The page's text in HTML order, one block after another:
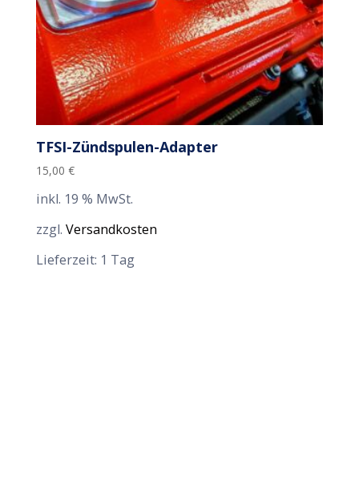
TFSI-Zündspulen-Adapter
15,00 €
inkl. 19 % MwSt.
zzgl. Versandkosten
Lieferzeit: 1 Tag